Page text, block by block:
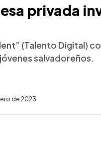
privada
(Talento Digital)
salvadoreños.
de 2023